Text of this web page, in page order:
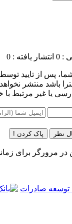
: 0 انتشار یافته : 0
پس از تایید
باشد منتشر
یا غیر مرتبط
نظر پاک کردن !
در مرورگر برای